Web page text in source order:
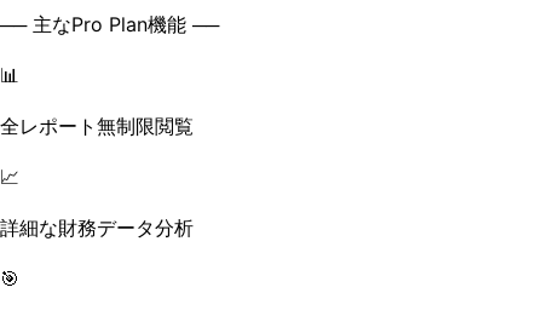
── 主なPro Plan機能 ──
📊
全レポート無制限閲覧
📈
詳細な財務データ分析
🎯